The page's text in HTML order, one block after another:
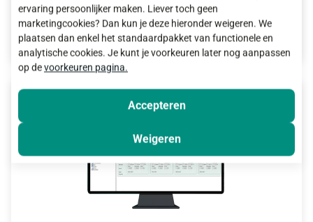
Meer informatie
ervaring persoonlijker maken. Liever toch geen
marketingcookies? Dan kun je deze hieronder weigeren. We
plaatsen dan enkel het standaardpakket van functionele en
analytische cookies. Je kunt je voorkeuren later nog aanpassen
op devoorkeuren pagina.
Accepteren
Weigeren